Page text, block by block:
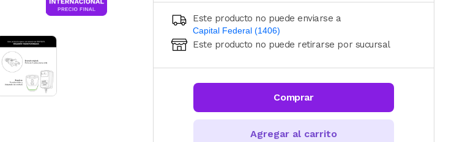
Este producto no puede enviarse a
Capital Federal (1406)
Ingresá código postal (sólo números)
CALCULAR
Este producto no puede retirarse por sucursal
Comprar
Agregar al carrito